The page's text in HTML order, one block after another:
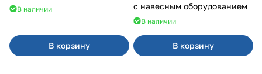
В наличии
В корзину
с навесным оборудованием
В наличии
В корзину